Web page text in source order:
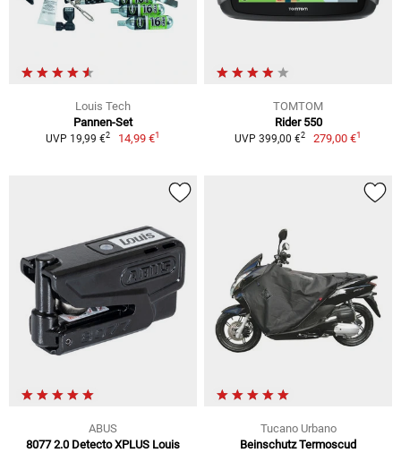
Louis Tech
Pannen-Set
UVP 19,99 €2 14,99 €1
TOMTOM
Rider 550
UVP 399,00 €2 279,00 €1
ABUS
8077 2.0 Detecto XPLUS Louis
Tucano Urbano
Beinschutz Termoscud